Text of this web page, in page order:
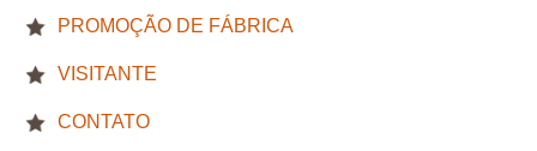
PROMOÇÃO DE FÁBRICA
VISITANTE
CONTATO